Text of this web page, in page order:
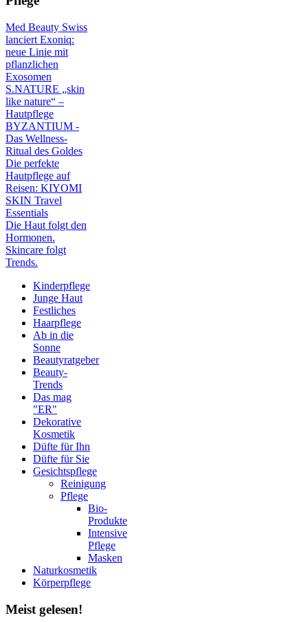
Med Beauty Swiss
lanciert Exoniq:
neue Linie mit
pflanzlichen
Exosomen
S.NATURE „skin
like nature“ –
Hautpflege
BYZANTIUM -
Das Wellness-
Ritual des Goldes
Die perfekte
Hautpflege auf
Reisen: KIYOMI
SKIN Travel
Essentials
Die Haut folgt den
Hormonen.
Skincare folgt
Trends.
Kinderpflege
Junge Haut
Festliches
Haarpflege
Ab in die
Sonne
Beautyratgeber
Beauty-
Trends
Das mag
"ER"
Dekorative
Kosmetik
Düfte für Ihn
Düfte für Sie
Gesichtspflege
Reinigung
Pflege
Bio-
Produkte
Intensive
Pflege
Masken
Naturkosmetik
Körperpflege
Meist gelesen!